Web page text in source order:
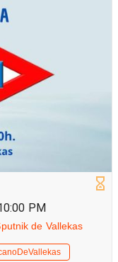
PM
de Vallekas